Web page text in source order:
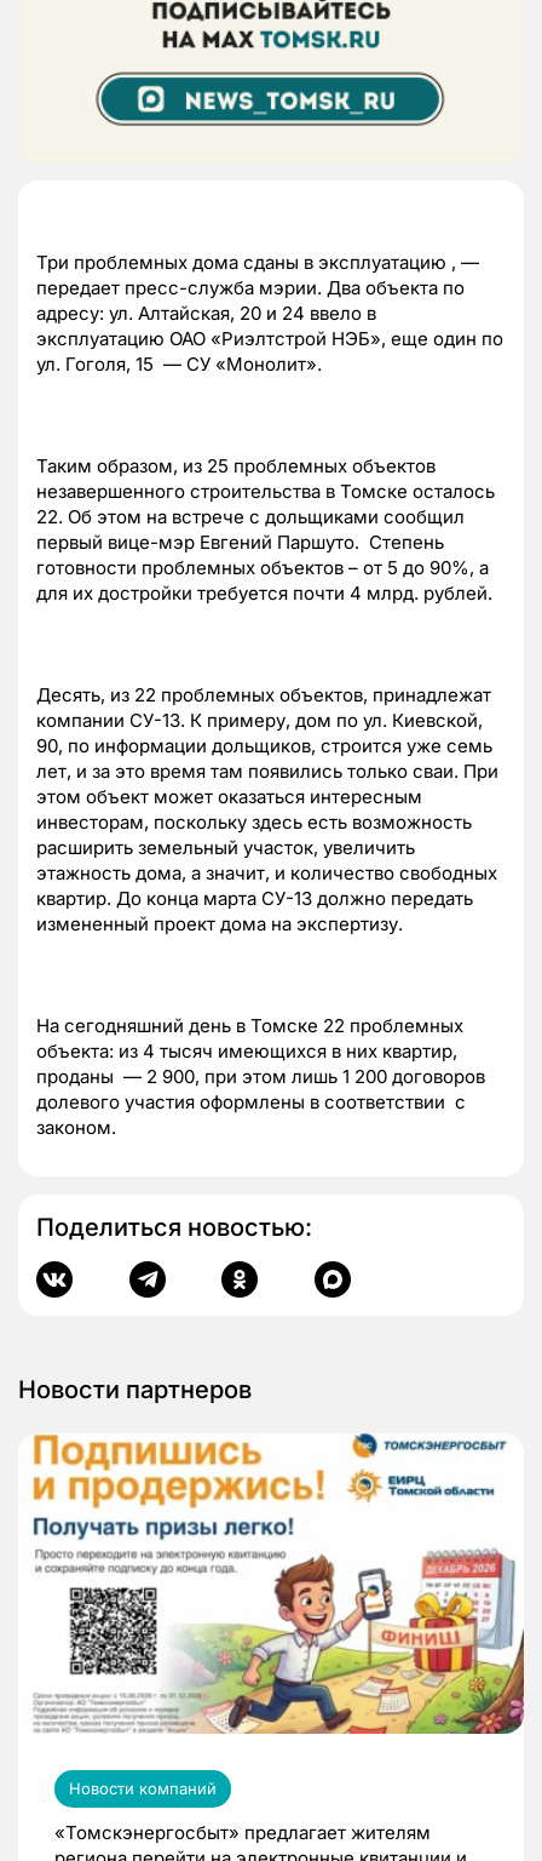
Три проблемных дома сданы в эксплуатацию , —
передает пресс-служба мэрии. Два объекта по
адресу: ул. Алтайская, 20 и 24 ввело в
эксплуатацию ОАО «Риэлтстрой НЭБ», еще один по
ул. Гоголя, 15 — СУ «Монолит».
Таким образом, из 25 проблемных объектов
незавершенного строительства в Томске осталось
22. Об этом на встрече с дольщиками сообщил
первый вице-мэр Евгений Паршуто. Степень
готовности проблемных объектов – от 5 до 90%, а
для их достройки требуется почти 4 млрд. рублей.
Десять, из 22 проблемных объектов, принадлежат
компании СУ-13. К примеру, дом по ул. Киевской,
90, по информации дольщиков, строится уже семь
лет, и за это время там появились только сваи. При
этом объект может оказаться интересным
инвесторам, поскольку здесь есть возможность
расширить земельный участок, увеличить
этажность дома, а значит, и количество свободных
квартир. До конца марта СУ-13 должно передать
измененный проект дома на экспертизу.
На сегодняшний день в Томске 22 проблемных
объекта: из 4 тысяч имеющихся в них квартир,
проданы — 2 900, при этом лишь 1 200 договоров
долевого участия оформлены в соответствии с
законом.
Поделиться новостью:
Новости партнеров
Новости компаний
«Томскэнергосбыт» предлагает жителям